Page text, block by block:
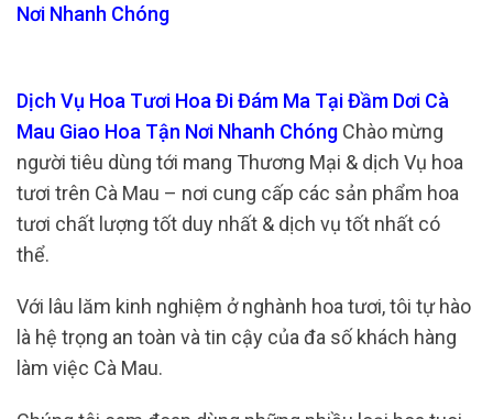
Nơi Nhanh Chóng
Dịch Vụ Hoa Tươi Hoa Đi Đám Ma Tại Đầm Dơi Cà
Mau Giao Hoa Tận Nơi Nhanh Chóng Chào mừng
người tiêu dùng tới mang Thương Mại & dịch Vụ hoa
tươi trên Cà Mau – nơi cung cấp các sản phẩm hoa
tươi chất lượng tốt duy nhất & dịch vụ tốt nhất có
thể.
Với lâu lăm kinh nghiệm ở nghành hoa tươi, tôi tự hào
là hệ trọng an toàn và tin cậy của đa số khách hàng
làm việc Cà Mau.